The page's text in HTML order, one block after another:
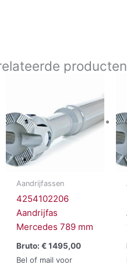
producten
Aandrijfassen
4254102206
Aandrijfas
Mercedes 789 mm
Bruto: €1495,00
Bel of mail voor